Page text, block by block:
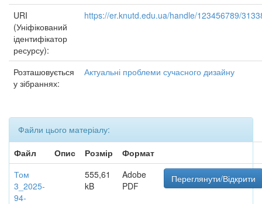
URI
(Уніфікований
ідентифікатор
ресурсу):
https://er.knutd.edu.ua/handle/123456789/
Розташовується
у зібраннях:
Актуальні проблеми сучасного дизайну
Файли цього матеріалу:
Файл
Опис Розмір
Формат
Том
3_2025-
94-
555,61
kB
Adobe
PDF
Переглянути/Відкрити